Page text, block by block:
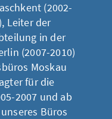
(2002-
Leiter der
in der
(2007-2010)
Moskau
für die
2007 und ab
Büros